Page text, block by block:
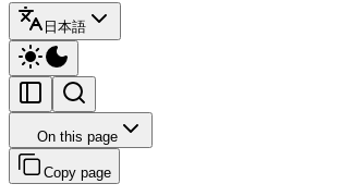
日本語
On this page
Copy page